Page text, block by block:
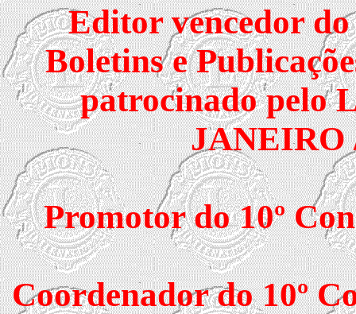
Editor vencedor
Boletins e
patrocinado pelo
JANEIRO
Promotor do 10º
Coordenador do 10º